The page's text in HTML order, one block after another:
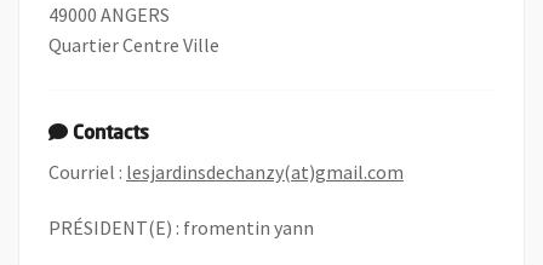
49000 ANGERS
Quartier Centre Ville
Contacts
Courriel : lesjardinsdechanzy(at)gmail.com
PRÉSIDENT(E) : fromentin yann